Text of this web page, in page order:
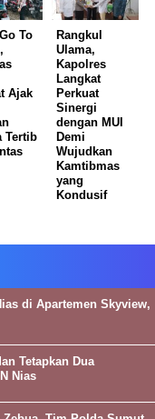
To
Ajak
Tertib
Rangkul
Ulama,
Kapolres
Langkat
Perkuat
Sinergi
dengan MUI
Demi
Wujudkan
Kamtibmas
yang
Kondusif
di Apartemen Skyview,
Tetapkan Dua
Nias